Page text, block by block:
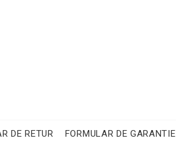
DE RETUR FORMULAR DE GARANTIE